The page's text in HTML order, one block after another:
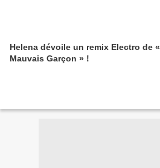
Helena dévoile un remix Electro de «
Mauvais Garçon » !